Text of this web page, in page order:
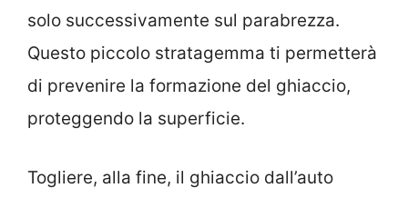
solo successivamente sul parabrezza.
Questo piccolo stratagemma ti permetterà
di prevenire la formazione del ghiaccio,
proteggendo la superficie.
Togliere, alla fine, il ghiaccio dall’auto